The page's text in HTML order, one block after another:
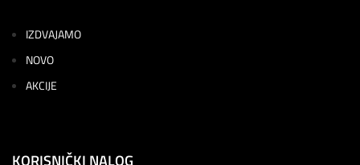
IZDVAJAMO
NOVO
AKCIJE